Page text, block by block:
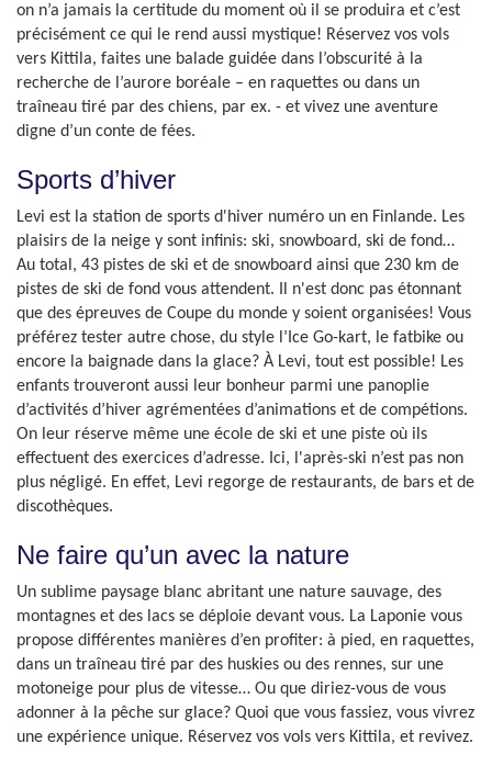
on n’a jamais la certitude du moment où il se produira et c’est
précisément ce qui le rend aussi mystique! Réservez vos vols
vers Kittila, faites une balade guidée dans l’obscurité à la
recherche de l’aurore boréale – en raquettes ou dans un
traîneau tiré par des chiens, par ex. - et vivez une aventure
digne d’un conte de fées.
Sports d’hiver
Levi est la station de sports d'hiver numéro un en Finlande. Les
plaisirs de la neige y sont infinis: ski, snowboard, ski de fond…
Au total, 43 pistes de ski et de snowboard ainsi que 230 km de
pistes de ski de fond vous attendent. Il n'est donc pas étonnant
que des épreuves de Coupe du monde y soient organisées! Vous
préférez tester autre chose, du style l’Ice Go-kart, le fatbike ou
encore la baignade dans la glace? À Levi, tout est possible! Les
enfants trouveront aussi leur bonheur parmi une panoplie
d’activités d’hiver agrémentées d’animations et de compétions.
On leur réserve même une école de ski et une piste où ils
effectuent des exercices d’adresse. Ici, l'après-ski n’est pas non
plus négligé. En effet, Levi regorge de restaurants, de bars et de
discothèques.
Ne faire qu’un avec la nature
Un sublime paysage blanc abritant une nature sauvage, des
montagnes et des lacs se déploie devant vous. La Laponie vous
propose différentes manières d’en profiter: à pied, en raquettes,
dans un traîneau tiré par des huskies ou des rennes, sur une
motoneige pour plus de vitesse… Ou que diriez-vous de vous
adonner à la pêche sur glace? Quoi que vous fassiez, vous vivrez
une expérience unique. Réservez vos vols vers Kittila, et revivez.